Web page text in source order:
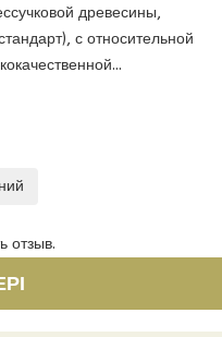
древесины,
с относительной
отзыв.